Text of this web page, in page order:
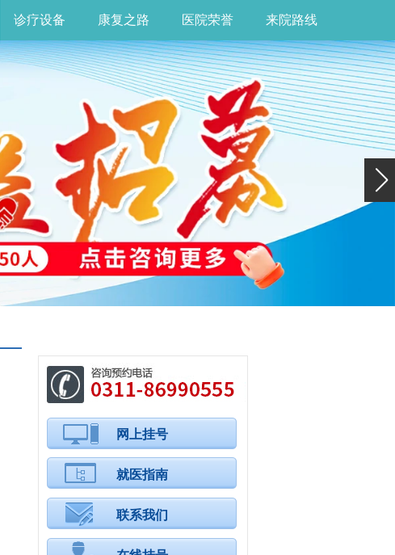
诊疗设备 康复之路 医院荣誉 来院路线
网上挂号
就医指南
联系我们